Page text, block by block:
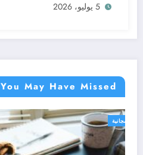
5 يوليو، 2026
You May Have Missed
دورات مجانية